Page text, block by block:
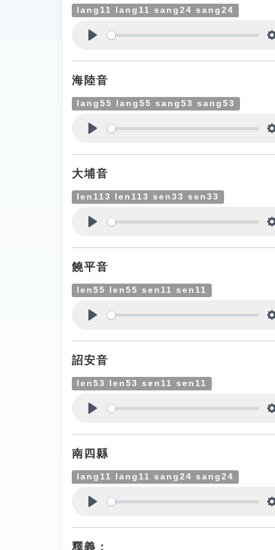
lang11 lang11 sang24 sang24
海陸音
lang55 lang55 sang53 sang53
大埔音
len113 len113 sen33 sen33
饒平音
len55 len55 sen11 sen11
詔安音
len53 len53 sen11 sen11
南四縣
lang11 lang11 sang24 sang24
釋義：